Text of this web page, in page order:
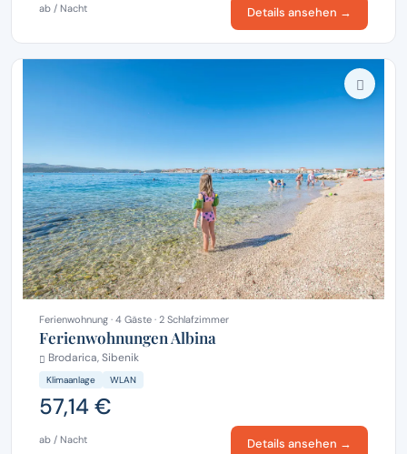
ab / Nacht Details ansehen →
Ferienwohnung · 4 Gäste · 2 Schlafzimmer
Ferienwohnungen Albina
Brodarica, Sibenik
Klimaanlage WLAN
57,14 €
ab / Nacht Details ansehen →